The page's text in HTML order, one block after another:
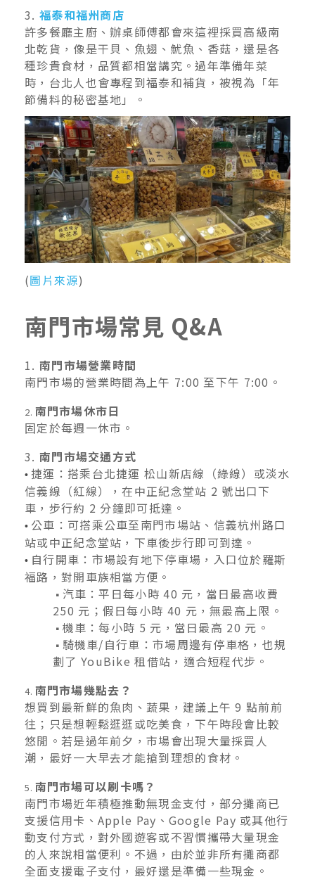
3. 福泰和福州商店
許多餐廳主廚、辦桌師傅都會來這裡採買高級南
北乾貨，像是干貝、魚翅、魷魚、香菇，還是各
種珍貴食材，品質都相當講究。過年準備年菜
時，台北人也會專程到福泰和補貨，被視為「年
節備料的秘密基地」。
(圖片來源)
南門市場常見 Q&A
1. 南門市場營業時間
南門市場的營業時間為上午 7:00 至下午 7:00。
2. 南門市場休市日
固定於每週一休市。
3. 南門市場交通方式
• 捷運：搭乘台北捷運 松山新店線（綠線）或淡水
信義線（紅線），在中正紀念堂站 2 號出口下
車，步行約 2 分鐘即可抵達。
• 公車：可搭乘公車至南門市場站、信義杭州路口
站或中正紀念堂站，下車後步行即可到達。
• 自行開車：市場設有地下停車場，入口位於羅斯
福路，對開車族相當方便。
▪️ 汽車：平日每小時 40 元，當日最高收費
250 元；假日每小時 40 元，無最高上限。
▪️ 機車：每小時 5 元，當日最高 20 元。
▪️ 騎機車/自行車：市場周邊有停車格，也規
劃了 YouBike 租借站，適合短程代步。
4. 南門市場幾點去？
想買到最新鮮的魚肉、蔬果，建議上午 9 點前前
往；只是想輕鬆逛逛或吃美食，下午時段會比較
悠閒。若是過年前夕，市場會出現大量採買人
潮，最好一大早去才能搶到理想的食材。
5. 南門市場可以刷卡嗎？
南門市場近年積極推動無現金支付，部分攤商已
支援信用卡、Apple Pay、Google Pay 或其他行
動支付方式，對外國遊客或不習慣攜帶大量現金
的人來說相當便利。不過，由於並非所有攤商都
全面支援電子支付，最好還是準備一些現金。